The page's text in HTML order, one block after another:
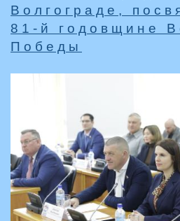
Волгограде,
81-й годовщине
Победы